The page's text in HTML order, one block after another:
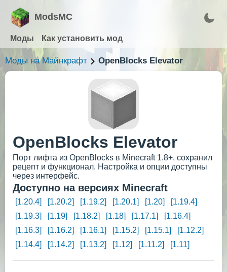
ModsMC
Моды Как установить мод
Моды на Майнкрафт OpenBlocks Elevator
OpenBlocks Elevator
Порт лифта из OpenBlocks в Minecraft 1.8+, сохранил
рецепт и функционал. Настройка и опции доступны
через интерфейс.
Доступно на версиях Minecraft
[1.20.4] [1.20.2] [1.19.2] [1.20.1] [1.20]
[1.19.4]
[1.19.3]
[1.19] [1.18.2] [1.18] [1.17.1]
[1.16.4]
[1.16.3]
[1.16.2] [1.16.1] [1.15.2] [1.15.1]
[1.12.2]
[1.14.4]
[1.14.2] [1.13.2] [1.12] [1.11.2] [1.11]